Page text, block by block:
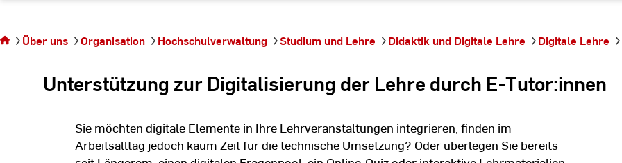
sich auf
der Seite
Tutor:innen
Über uns Organisation Hochschulverwaltung Studium und Lehre Didaktik und Digitale Lehre Digitale Lehre
Unterstützung zur Digitalisierung der Lehre durch E-Tutor:innen
Sie möchten digitale Elemente in Ihre Lehrveranstaltungen integrieren, finden im
Arbeitsalltag jedoch kaum Zeit für die technische Umsetzung? Oder überlegen Sie bereits